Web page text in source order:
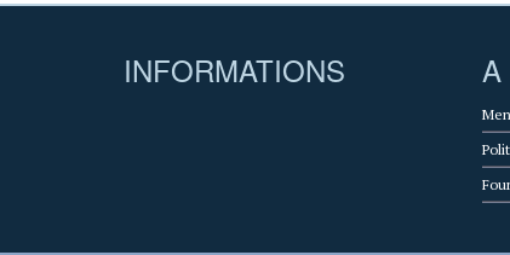
INFORMATIONS